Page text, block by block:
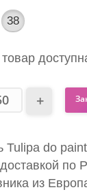
38
Tulipa do
по
из